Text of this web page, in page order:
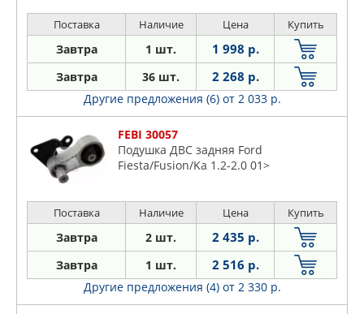
TORQUE
Поставка Наличие Цена Купить
Завтра 1 шт. 1 998 р.
Завтра 36 шт. 2 268 р.
Другие предложения (6) от 2 033 р.
FEBI 30057
Подушка ДВС задняя Ford
Fiesta/Fusion/Ka 1.2-2.0 01>
Поставка Наличие Цена Купить
Завтра 2 шт. 2 435 р.
Завтра 1 шт. 2 516 р.
Другие предложения (4) от 2 330 р.